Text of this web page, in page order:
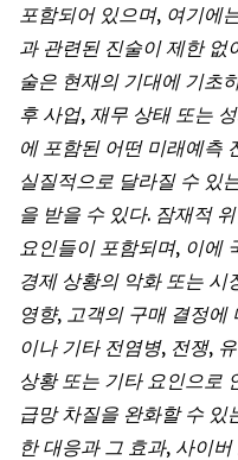
포함되어 있으며, 여기에
과 관련된 진술이 제한 없
술은 현재의 기대에 기초
후 사업, 재무 상태 또는
에 포함된 어떤 미래예측
실질적으로 달라질 수 있
을 받을 수 있다. 잠재적
요인들이 포함되며, 이에
경제 상황의 악화 또는 시
영향, 고객의 구매 결정
이나 기타 전염병, 전쟁,
상황 또는 기타 요인으로
급망 차질을 완화할 수 있
한 대응과 그 효과, 사이